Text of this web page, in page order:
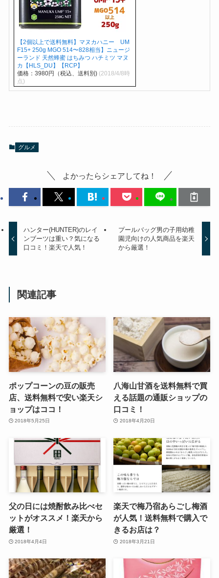
【2個以上で送料無料】マヌカハニー UM
F15+ 250g MGO 514〜828相当】ニュージ
ーランド 天然蜂蜜 はちみつ ハチミツ マヌ
カ【HLS_DU】【RCP】
価格：3980円（税込、送料別) (2018/4/8時
点)
グルメ
よかったらシェアしてね！
ハンター(HUNTER)のレイ
ンブーツは重い？気になる
口コミ！楽天で人気！
プールバッグ男の子用幼稚
園児向けの人気商品を楽天
から厳選！
関連記事
ポップコーンの豆の販売
店、送料無料で安い楽天シ
ョップはココ！
2018年5月25日
八海山甘酒を送料無料で買
える話題の通販ショップの
口コミ！
2018年4月20日
父の日には焼酎飲み比べセ
ットがオススメ！楽天から
厳選！
2018年4月4日
楽天で梅乃宿あらごし梅酒
が人気！送料無料で購入で
きるお店は？
2018年3月21日